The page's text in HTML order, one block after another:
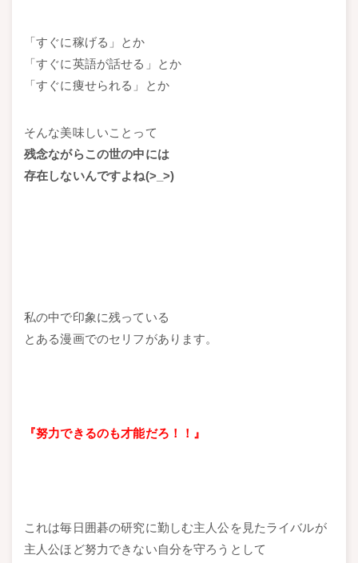
「すぐに稼げる」とか
「すぐに英語が話せる」とか
「すぐに痩せられる」とか
そんな美味しいことって
残念ながらこの世の中には
存在しないんですよね(>_>)
私の中で印象に残っている
とある漫画でのセリフがあります。
『努力できるのも才能だろ！！』
これは毎日囲碁の研究に勤しむ主人公を見たライバルが
主人公ほど努力できない自分を守ろうとして